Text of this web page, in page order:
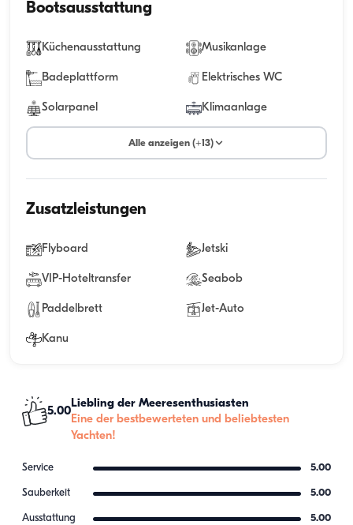
Bootsausstattung
Küchenausstattung Musikanlage
Badeplattform Elektrisches WC
Solarpanel Klimaanlage
Alle anzeigen (+13)
Zusatzleistungen
Flyboard Jetski
VIP-Hoteltransfer Seabob
Paddelbrett Jet-Auto
Kanu
5.00
Liebling der Meeresenthusiasten
Eine der bestbewerteten und beliebtesten
Yachten!
Service 5.00
Sauberkeit 5.00
Ausstattung 5.00